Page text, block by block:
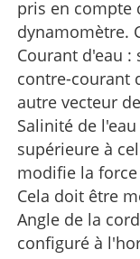
pris en compte
dynamomètre.
Courant d'eau :
contre-courant
autre vecteur
Salinité de
supérieure à
modifie la
Cela doit être
Angle de la
configuré à